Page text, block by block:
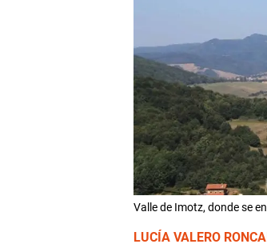
Valle de Imotz, donde se
LUCÍA VALERO